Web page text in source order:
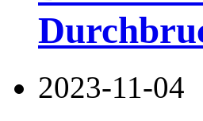
2023-11-04